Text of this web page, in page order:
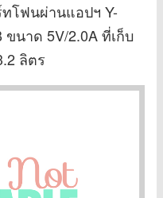
โฟนผ่านแอปฯ Y-
ขนาด 5V/2.0A ที่เก็บ
ลิตร